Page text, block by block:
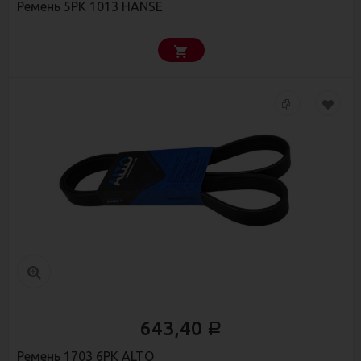
Ремень 5РК 1013 HANSE
643,40 Р
Ремень 1703 6PK ALTO